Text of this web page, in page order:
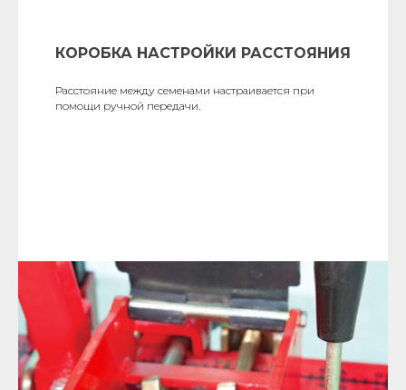
КОРОБКА НАСТРОЙКИ РАССТОЯНИЯ
Расстояние между семенами настраивается при
помощи ручной передачи.